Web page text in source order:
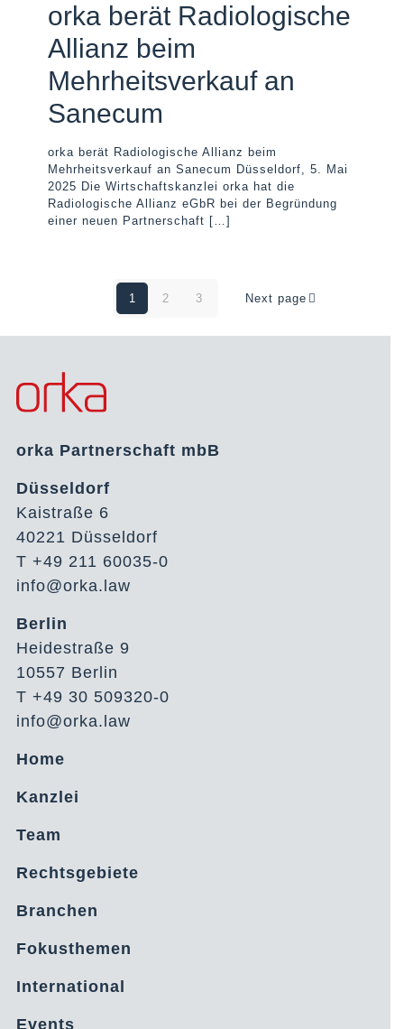
orka berät Radiologische
Allianz beim
Mehrheitsverkauf an
Sanecum
orka berät Radiologische Allianz beim
Mehrheitsverkauf an Sanecum Düsseldorf, 5. Mai
2025 Die Wirtschaftskanzlei orka hat die
Radiologische Allianz eGbR bei der Begründung
einer neuen Partnerschaft […]
1 2 3 Next page
orka Partnerschaft mbB
Düsseldorf
Kaistraße 6
40221 Düsseldorf
T +49 211 60035-0
info@orka.law
Berlin
Heidestraße 9
10557 Berlin
T +49 30 509320-0
info@orka.law
Home
Kanzlei
Team
Rechtsgebiete
Branchen
Fokusthemen
International
Events